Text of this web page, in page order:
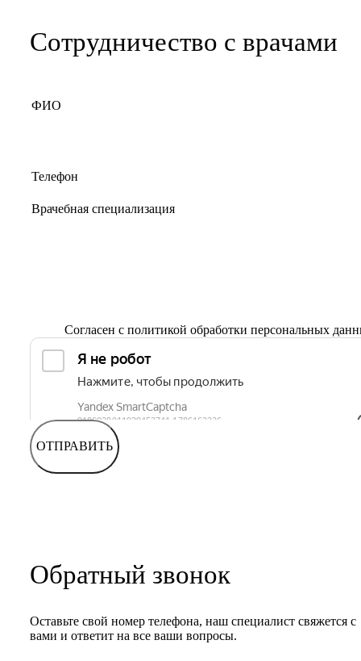
Сотрудничество с врачами
Согласен с политикой обработки персональных
ОТПРАВИТЬ
Обратный звонок
Оставьте свой номер телефона, наш специалист свяжется с
вами и ответит на все ваши вопросы.